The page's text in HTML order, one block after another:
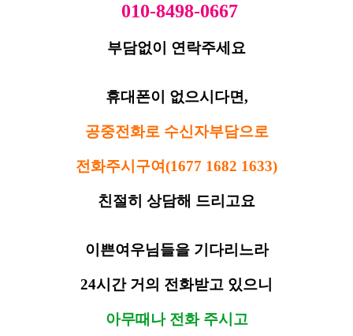
010-8498-0667
부담없이 연락주세요
휴대폰이 없으시다면,
공중전화로 수신자부담으로
전화주시구여(1677 1682 1633)
친절히 상담해 드리고요
이쁜여우님들을 기다리느라
24시간 거의 전화받고 있으니
아무때나 전화 주시고